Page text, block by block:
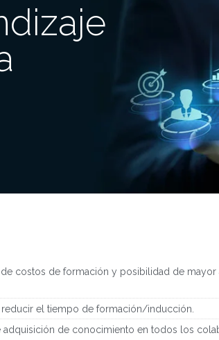
costos de formación y posibilidad de mayor
el tiempo de formación/inducción.
adquisición de conocimiento en todos los